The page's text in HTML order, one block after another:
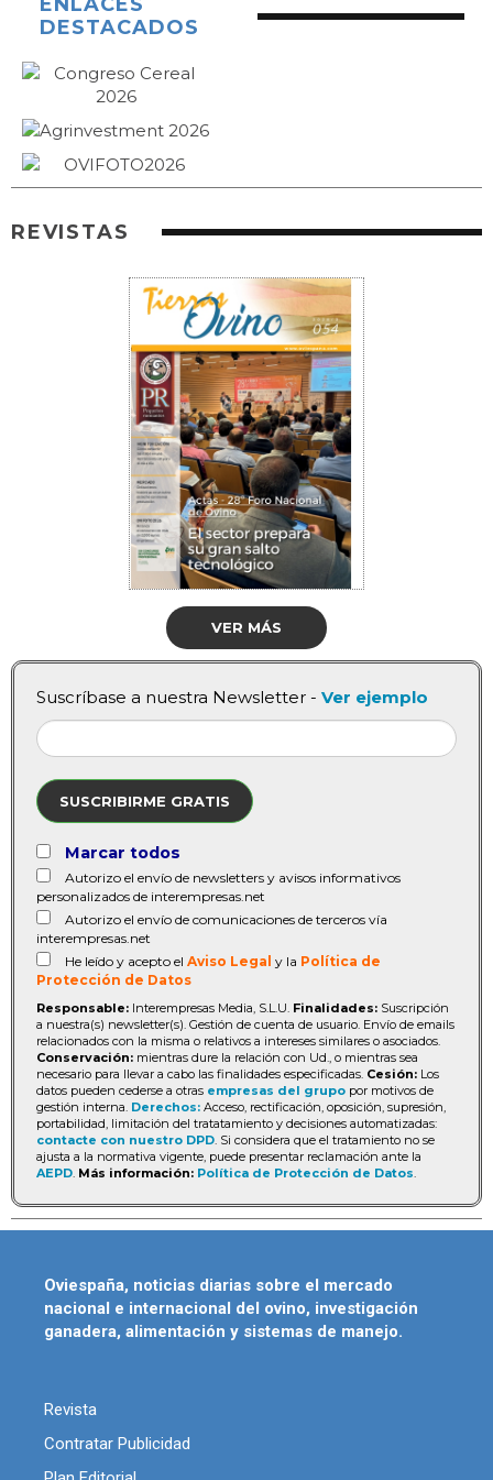
DESTACADOS
REVISTAS
VER MÁS
Suscríbase a nuestra Newsletter - Ver ejemplo
SUSCRIBIRME GRATIS
Marcar todos
Autorizo el envío de newsletters y avisos informativos
personalizados de interempresas.net
Autorizo el envío de comunicaciones de terceros vía
interempresas.net
He leído y acepto el Aviso Legal y la Política de
Protección de Datos
Responsable: Interempresas Media, S.L.U. Finalidades: Suscripción
a nuestra(s) newsletter(s). Gestión de cuenta de usuario. Envío de emails
relacionados con la misma o relativos a intereses similares o asociados.
Conservación: mientras dure la relación con Ud., o mientras sea
necesario para llevar a cabo las finalidades especificadas. Cesión: Los
datos pueden cederse a otras empresas del grupo por motivos de
gestión interna. Derechos: Acceso, rectificación, oposición, supresión,
portabilidad, limitación del tratatamiento y decisiones automatizadas:
contacte con nuestro DPD . Si considera que el tratamiento no se
ajusta a la normativa vigente, puede presentar reclamación ante la
AEPD Más información: Política de Protección de Datos
Oviespaña, noticias diarias sobre el mercado
nacional e internacional del ovino, investigación
ganadera, alimentación y sistemas de manejo.
Revista
Contratar Publicidad